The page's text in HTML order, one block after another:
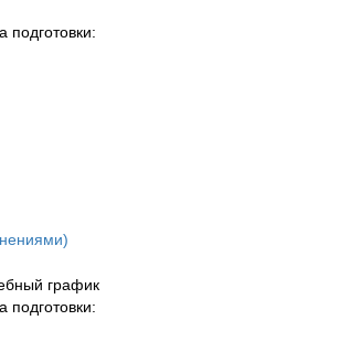
подготовки:
график
подготовки: